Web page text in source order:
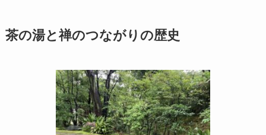
茶の湯と禅のつながりの歴史